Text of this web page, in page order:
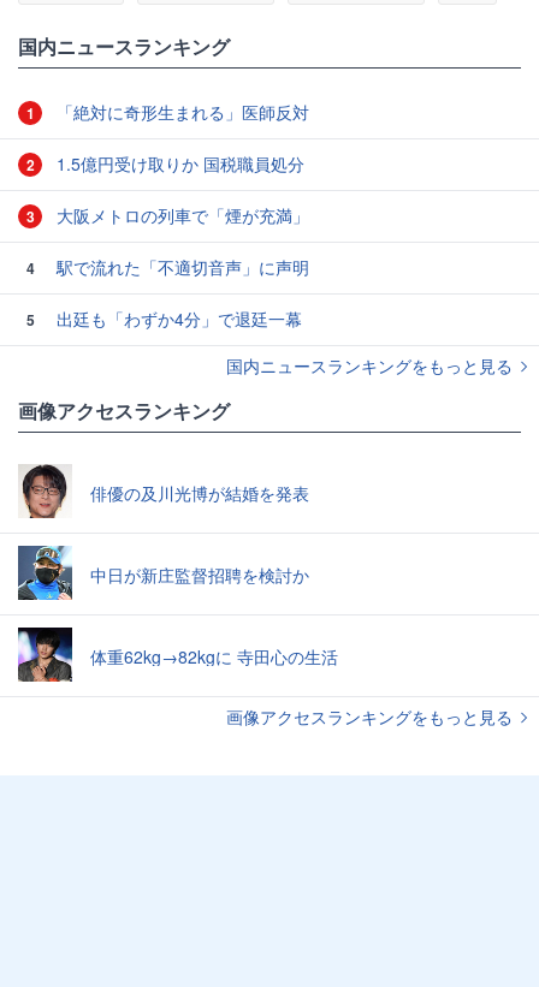
国内ニュースランキング
1 「絶対に奇形生まれる」医師反対
2 1.5億円受け取りか 国税職員処分
3 大阪メトロの列車で「煙が充満」
4 駅で流れた「不適切音声」に声明
5
出廷も「わずか4分」で退廷一幕
国内ニュースランキングをもっと見る
画像アクセスランキング
俳優の及川光博が結婚を発表
中日が新庄監督招聘を検討か
体重62kg→82kgに 寺田心の生活
画像アクセスランキングをもっと見る